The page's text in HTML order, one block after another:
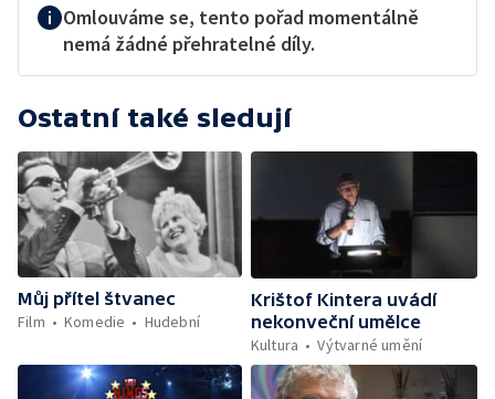
Omlouváme se, tento pořad momentálně
nemá žádné přehratelné díly.
Ostatní také sledují
Můj přítel štvanec
Film
Komedie Hudební
Krištof Kintera uvádí
nekonveční umělce
Kultura
Výtvarné umění